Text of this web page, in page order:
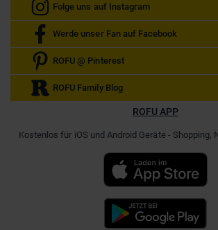
Folge uns auf Instagram
Werde unser Fan auf Facebook
ROFU @ Pinterest
ROFU Family Blog
ROFU APP
Kostenlos für iOS und Android Geräte - Shopping,